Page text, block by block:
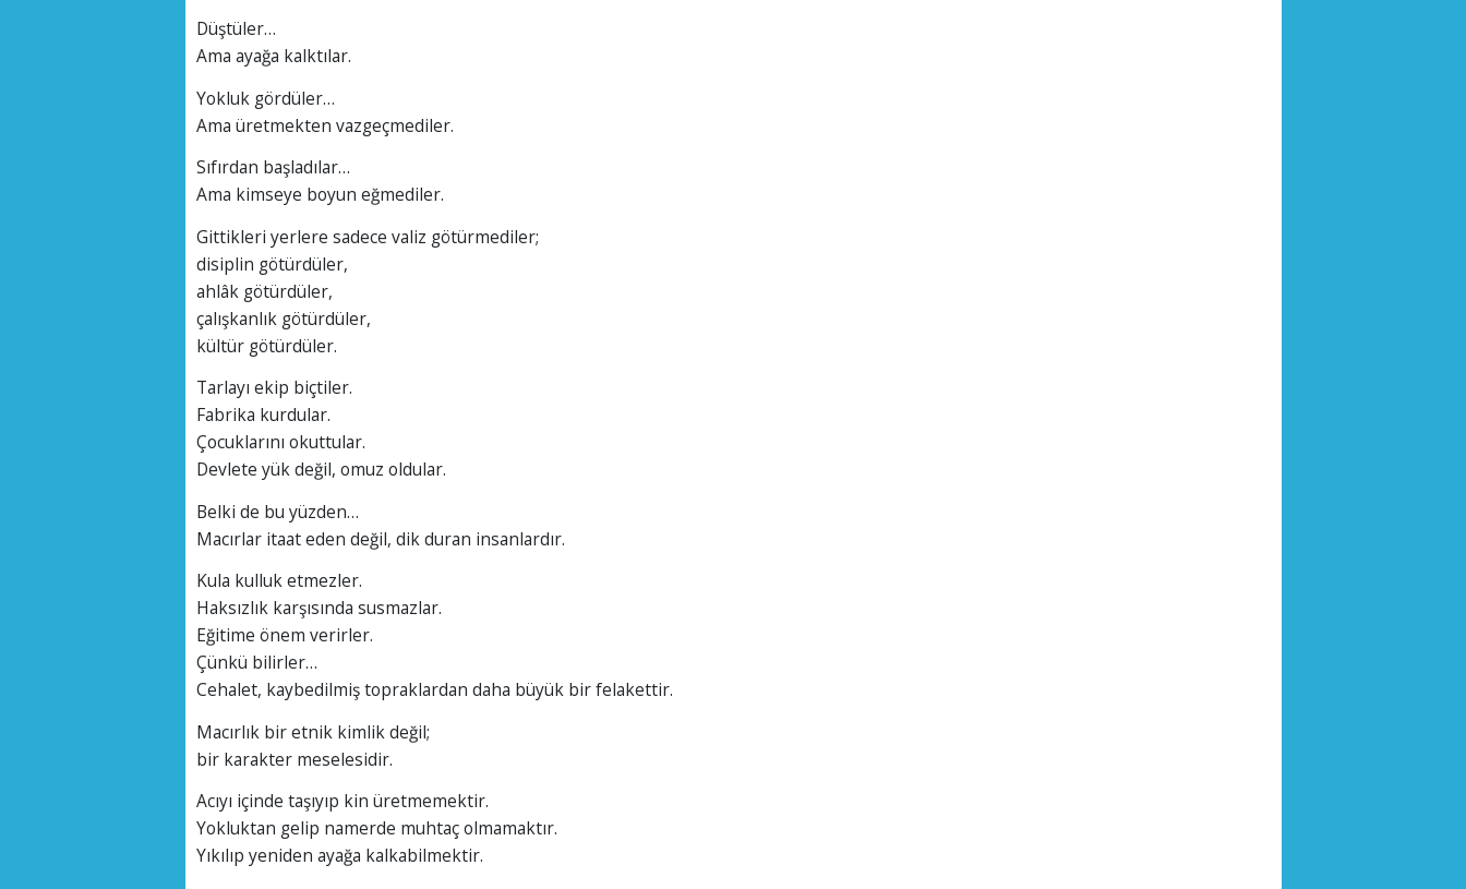
Düştüler…
Ama ayağa kalktılar.
Yokluk gördüler…
Ama üretmekten vazgeçmediler.
Sıfırdan başladılar…
Ama kimseye boyun eğmediler.
Gittikleri yerlere sadece valiz götürmediler;
disiplin götürdüler,
ahlâk götürdüler,
çalışkanlık götürdüler,
kültür götürdüler.
Tarlayı ekip biçtiler.
Fabrika kurdular.
Çocuklarını okuttular.
Devlete yük değil, omuz oldular.
Belki de bu yüzden…
Macırlar itaat eden değil, dik duran insanlardır.
Kula kulluk etmezler.
Haksızlık karşısında susmazlar.
Eğitime önem verirler.
Çünkü bilirler…
Cehalet, kaybedilmiş topraklardan daha büyük bir felakettir.
Macırlık bir etnik kimlik değil;
bir karakter meselesidir.
Acıyı içinde taşıyıp kin üretmemektir.
Yokluktan gelip namerde muhtaç olmamaktır.
Yıkılıp yeniden ayağa kalkabilmektir.